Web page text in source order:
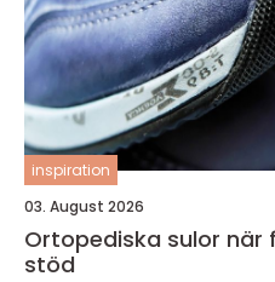
inspiration
03. August 2026
Ortopediska sulor när fötterna behöver mer
stöd